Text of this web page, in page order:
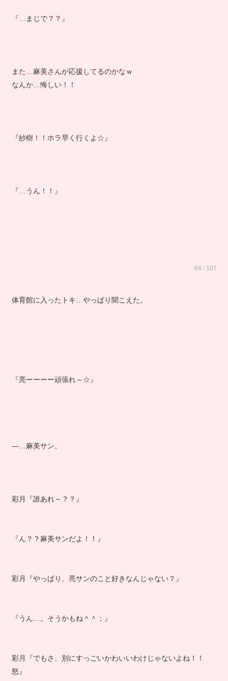
『…まじで？？』
また…麻美さんが応援してるのかなｗ
なんか…悔しい！！
『紗樹！！ホラ早く行くよ☆』
『…うん！！』
64 / 107
体育館に入ったトキ…やっぱり聞こえた。
『亮ーーーー頑張れ～☆』
―…麻美サン。
彩月『誰あれ～？？』
『ん？？麻美サンだよ！！』
彩月『やっぱり、亮サンのこと好きなんじゃない？』
『うん…。そうかもね＾＾；』
彩月『でもさ、別にすっごいかわいいわけじゃないよね！！
怒』